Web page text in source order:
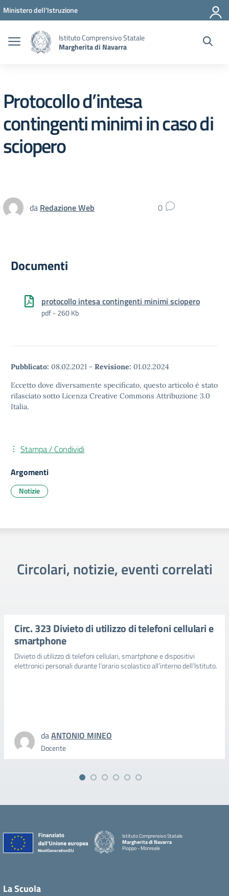
Vai ai contenuti
Vai al menu di navigazione
Vai al footer
Ministero dell'Istruzione
Istituto Comprensivo Statale
Margherita di Navarra
Protocollo d’intesa
contingenti minimi in caso di
sciopero
da Redazione Web 0
Documenti
protocollo intesa contingenti minimi sciopero
pdf - 260 Kb
Pubblicato: 08.02.2021 - Revisione: 01.02.2024
Eccetto dove diversamente specificato, questo articolo è stato
rilasciato sotto Licenza Creative Commons Attribuzione 3.0
Italia.
Stampa / Condividi
Argomenti
Notizie
Circolari, notizie, eventi correlati
Circ. 323 Divieto di utilizzo di telefoni cellulari e
smartphone
Divieto di utilizzo di telefoni cellulari, smartphone e dispositivi
elettronici personali durante l’orario scolastico all’interno dell’Istituto.
daANTONIO MINEO
Docente
Istituto Comprensivo Statale
Margherita di Navarra
Pioppo - Monreale
La Scuola